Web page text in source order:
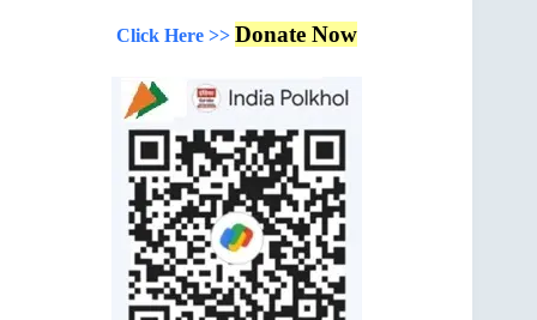
Click Here >> Donate Now